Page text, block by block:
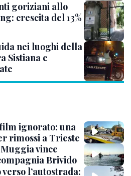
goriziani allo
crescita del 13%
nei luoghi della
Sistiana e
ignorato: una
rimossi a Trieste
vince
Brivido
l’autostrada: